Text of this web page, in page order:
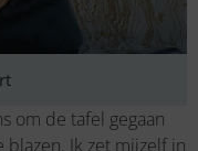
om de tafel gegaan
Ik zet mijzelf in